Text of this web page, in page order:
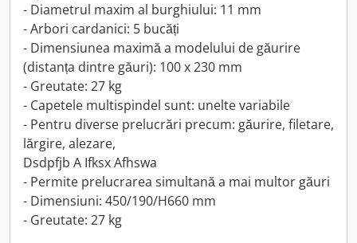
- Diametrul maxim al burghiului: 11 mm
- Arbori cardanici: 5 bucăți
- Dimensiunea maximă a modelului de găurire
(distanța dintre găuri): 100 x 230 mm
- Greutate: 27 kg
- Capetele multispindel sunt: unelte variabile
- Pentru diverse prelucrări precum: găurire, filetare,
lărgire, alezare,
Dsdpfjb A Ifksx Afhswa
- Permite prelucrarea simultană a mai multor găuri
- Dimensiuni: 450/190/H660 mm
- Greutate: 27 kg